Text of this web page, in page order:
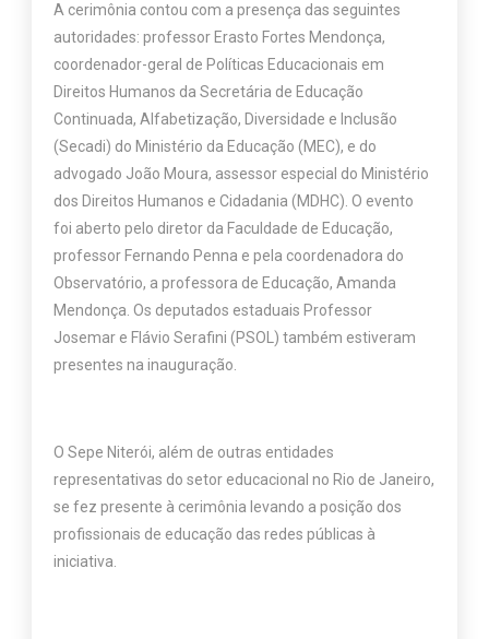
A cerimônia contou com a presença das seguintes
autoridades: professor Erasto Fortes Mendonça,
coordenador-geral de Políticas Educacionais em
Direitos Humanos da Secretária de Educação
Continuada, Alfabetização, Diversidade e Inclusão
(Secadi) do Ministério da Educação (MEC), e do
advogado João Moura, assessor especial do Ministério
dos Direitos Humanos e Cidadania (MDHC). O evento
foi aberto pelo diretor da Faculdade de Educação,
professor Fernando Penna e pela coordenadora do
Observatório, a professora de Educação, Amanda
Mendonça. Os deputados estaduais Professor
Josemar e Flávio Serafini (PSOL) também estiveram
presentes na inauguração.
O Sepe Niterói, além de outras entidades
representativas do setor educacional no Rio de Janeiro,
se fez presente à cerimônia levando a posição dos
profissionais de educação das redes públicas à
iniciativa.